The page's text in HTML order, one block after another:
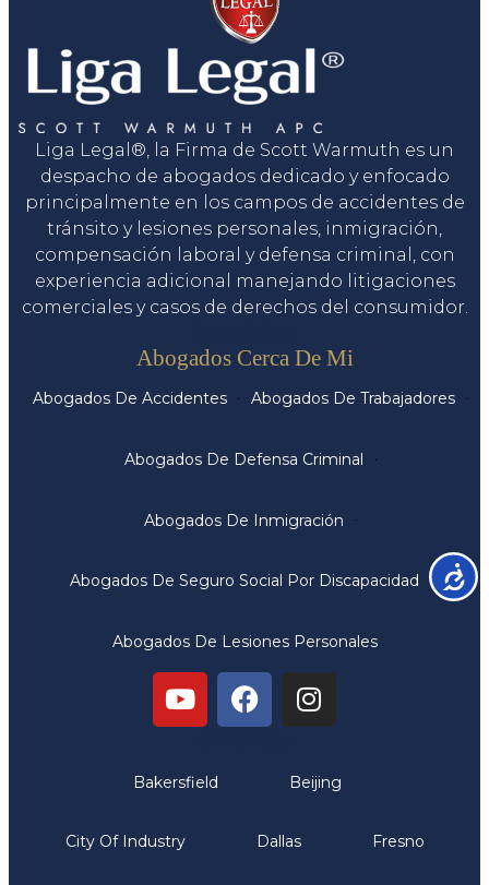
Liga Legal®, la Firma de Scott Warmuth es un
despacho de abogados dedicado y enfocado
principalmente en los campos de accidentes de
tránsito y lesiones personales, inmigración,
compensación laboral y defensa criminal, con
experiencia adicional manejando litigaciones
comerciales y casos de derechos del consumidor.
Abogados Cerca De Mi
Abogados De Accidentes Abogados De Trabajadores
Abogados De Defensa Criminal
Abogados De Inmigración
Abogados De Seguro Social Por Discapacidad
Abogados De Lesiones Personales
Bakersfield Beijing
City Of Industry Dallas Fresno